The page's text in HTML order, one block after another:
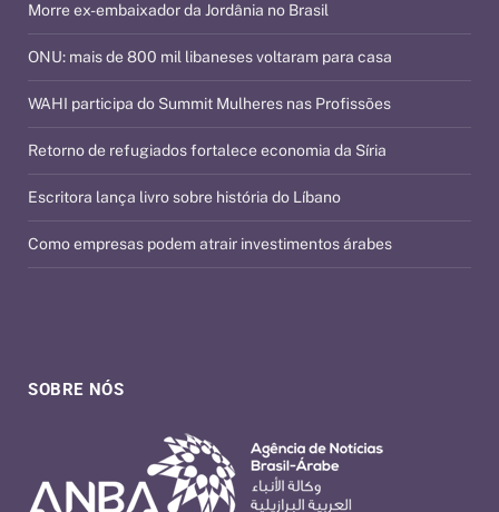
SOBRE NÓS
Morre ex-embaixador da Jordânia no Brasil
ONU: mais de 800 mil libaneses voltaram para casa
WAHI participa do Summit Mulheres nas Profissões
Retorno de refugiados fortalece economia da Síria
Escritora lança livro sobre história do Líbano
Como empresas podem atrair investimentos árabes